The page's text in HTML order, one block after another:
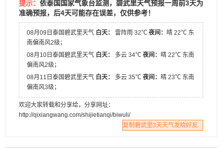
提示： 依泰国国家气象台监测，碧武里天气预报一周前3天为
准确预报，后4天可能存在误差，仅供参考！
08月09日泰国碧武里天气 白天： 雷阵雨 32℃ 夜间： 晴 22℃ 东
南偏南风2级；
08月10日泰国碧武里天气 白天： 多云 34℃ 夜间： 晴 22℃ 东南
偏南风2级；
08月11日泰国碧武里天气 白天： 多云 35℃ 夜间： 晴 23℃ 东南
偏南风3级；
欢迎大家转载和分享给，分享网址：
http://qixiangwang.com/shijietianqi/biwuli/
复制碧武里3天天气发给好友